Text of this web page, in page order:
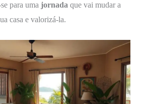
para uma jornadaque vai mudar a
casa e valorizá-la.